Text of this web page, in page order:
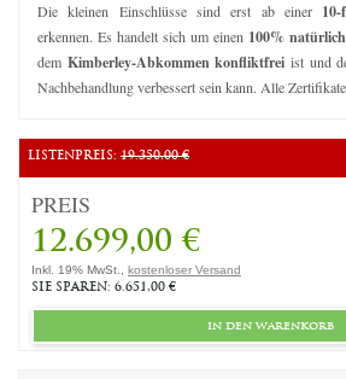
Die kleinen Einschlüsse sind erst ab einer
erkennen. Es handelt sich um einen 100%
dem Kimberley-Abkommen konfliktfrei ist und
Nachbehandlung verbessert sein kann. Alle
LISTENPREIS: 19.350,00 €
PREIS
12.699,00 €
Inkl. 19% MwSt., kostenloser Versand
SIE SPAREN: 6.651,00 €
in den warenkorb